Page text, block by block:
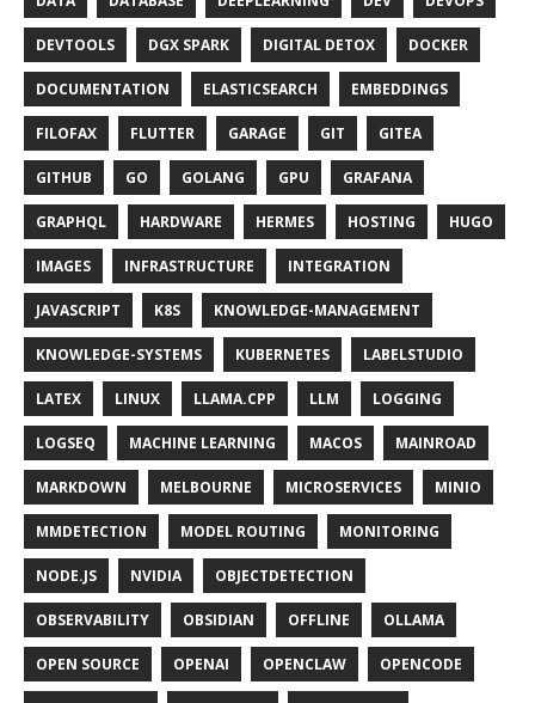
DEVTOOLS DGX SPARK DIGITAL DETOX DOCKER
DOCUMENTATION ELASTICSEARCH EMBEDDINGS
FILOFAX FLUTTER GARAGE GIT GITEA
GITHUB GO GOLANG GPU GRAFANA
GRAPHQL HARDWARE HERMES HOSTING HUGO
IMAGES INFRASTRUCTURE INTEGRATION
JAVASCRIPT K8S KNOWLEDGE-MANAGEMENT
KNOWLEDGE-SYSTEMS KUBERNETES LABELSTUDIO
LATEX LINUX LLAMA.CPP LLM LOGGING
LOGSEQ MACHINE LEARNING MACOS MAINROAD
MARKDOWN MELBOURNE MICROSERVICES MINIO
MMDETECTION MODEL ROUTING MONITORING
NODE.JS NVIDIA OBJECTDETECTION
OBSERVABILITY OBSIDIAN OFFLINE OLLAMA
OPEN SOURCE OPENAI OPENCLAW OPENCODE